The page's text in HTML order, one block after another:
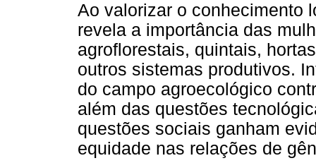
Ao valorizar o conhecimento
revela a importância das
agroflorestais, quintais,
outros sistemas produtivos.
do campo agroecológico
além das questões
questões sociais ganham
equidade nas relações de